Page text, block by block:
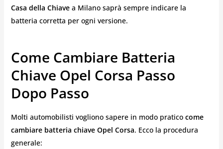
Casa della Chiavea Milano saprà sempre indicare la
batteria corretta per ogni versione.
Come Cambiare Batteria
Chiave Opel Corsa Passo
Dopo Passo
Molti automobilisti vogliono sapere in modo pratico come
cambiare batteria chiave Opel Corsa. Ecco la procedura
generale: